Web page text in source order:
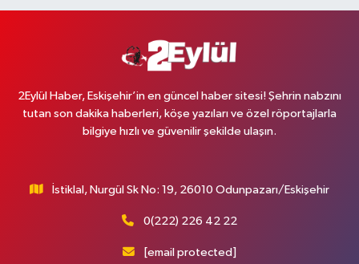
2Eylül Haber, Eskişehir’in en güncel haber sitesi! Şehrin nabzını
tutan son dakika haberleri, köşe yazıları ve özel röportajlarla
bilgiye hızlı ve güvenilir şekilde ulaşın.
İstiklal, Nurgül Sk No: 19, 26010 Odunpazarı/Eskişehir
0(222) 226 42 22
[email protected]